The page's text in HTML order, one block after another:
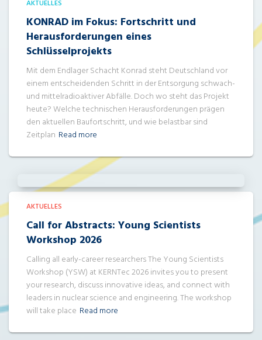
AKTUELLES
KONRAD im Fokus: Fortschritt und
Herausforderungen eines
Schlüsselprojekts
Mit dem Endlager Schacht Konrad steht Deutschland vor
einem entscheidenden Schritt in der Entsorgung schwach-
und mittelradioaktiver Abfälle. Doch wo steht das Projekt
heute? Welche technischen Herausforderungen prägen
den aktuellen Baufortschritt, und wie belastbar sind
Zeitplan Read more
AKTUELLES
Call for Abstracts: Young Scientists
Workshop 2026
Calling all early-career researchers The Young Scientists
Workshop (YSW) at KERNTec 2026 invites you to present
your research, discuss innovative ideas, and connect with
leaders in nuclear science and engineering. The workshop
will take place Read more